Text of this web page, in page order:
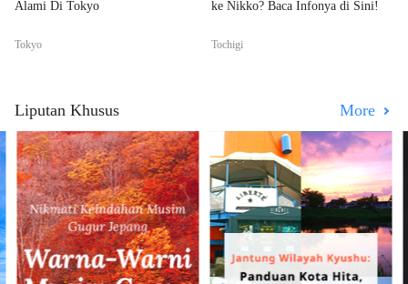
Alami Di Tokyo
Tokyo
ke Nikko? Baca Infonya di Sini!
Tochigi
Liputan Khusus More